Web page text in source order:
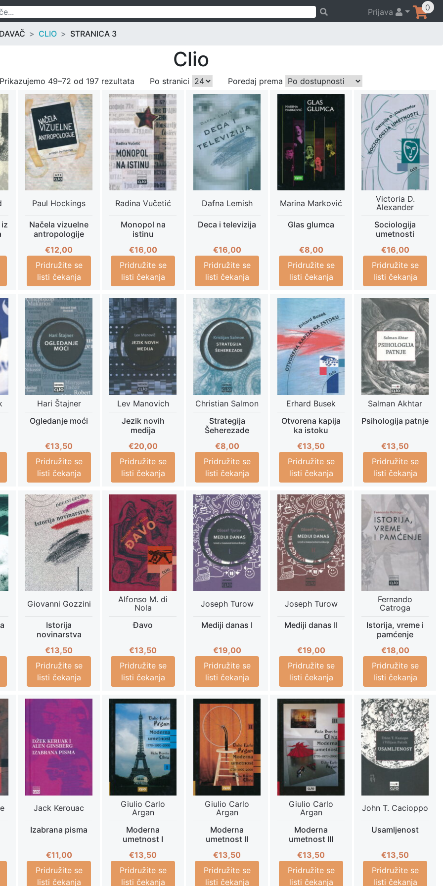
Prijava 0
CLIO STRANICA 3
Clio
Prikazujemo 49–72 od 197 rezultata Po stranici Poredaj prema
Paul Hockings
Načela vizuelne
antropologije
€12,00
Pridružite se
listi čekanja
Radina Vučetić
Monopol na
istinu
€16,00
Pridružite se
listi čekanja
Dafna Lemish
Deca i televizija
€16,00
Pridružite se
listi čekanja
Marina Marković
Glas glumca
€8,00
Pridružite se
listi čekanja
Victoria D.
Alexander
Sociologija
umetnosti
€16,00
Pridružite se
listi čekanja
Hari Štajner
Ogledanje moći
€13,50
Pridružite se
listi čekanja
Lev Manovich
Jezik novih
medija
€20,00
Pridružite se
listi čekanja
Christian Salmon
Strategija
Šeherezade
€8,00
Pridružite se
listi čekanja
Erhard Busek
Otvorena kapija
ka istoku
€13,50
Pridružite se
listi čekanja
Salman Akhtar
Psihologija patnje
€13,50
Pridružite se
listi čekanja
Giovanni Gozzini
Istorija
novinarstva
€13,50
Pridružite se
listi čekanja
Alfonso M. di
Nola
Đavo
€13,50
Pridružite se
listi čekanja
Joseph Turow
Mediji danas I
€19,00
Pridružite se
listi čekanja
Joseph Turow
Mediji danas II
€19,00
Pridružite se
listi čekanja
Fernando
Catroga
Istorija, vreme i
pamćenje
€18,00
Pridružite se
listi čekanja
Jack Kerouac
Izabrana pisma
€11,00
Pridružite se
listi čekanja
Giulio Carlo
Argan
Moderna
umetnost I
€13,50
Pridružite se
listi čekanja
Giulio Carlo
Argan
Moderna
umetnost II
€13,50
Pridružite se
listi čekanja
Giulio Carlo
Argan
Moderna
umetnost III
€13,50
Pridružite se
listi čekanja
John T. Cacioppo
Usamljenost
€13,50
Pridružite se
listi čekanja